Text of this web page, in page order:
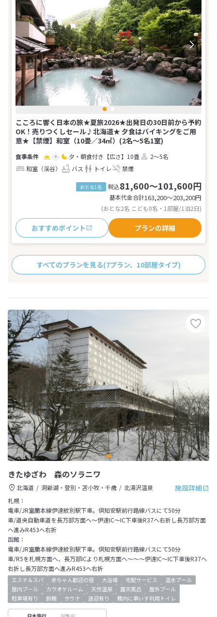
こころに響く日本の旅★夏旅2026★出発日の30日前から予約
OK！売りつくしセール♪北海道★ 夕食はバイキングをご用
意★【禁煙】和室（10畳／34㎡）(2名～5名1室)
夕・朝食付き 【広さ】10畳
2～5名
和室（渓谷）
バス トイレ 禁煙
おとな1名 税込81,600～101,600円
基本代金合計163,200〜203,200円
(おとな2名 こども0名・1部屋/1泊2日)
おすすめポイント プランの詳細
すべてのプランを見る(7プラン、10部屋タイプ)
きたゆざわ 森のソラニワ
施設詳細
北海道 洞爺湖・登別・苫小牧・千歳
北湯沢温泉
札幌：
電車/JR室蘭本線伊達紋別駅下車。倶知安駅前行路線バスにて50分
車/道央自動車道を長万部方面へ～伊達IC～IC下車後R37へ右折し長万部方面
へ進みR453へ右折
函館：
電車/JR室蘭本線伊達紋別駅下車。倶知安駅前行路線バスにて50分
車/R5を札幌方面へ、長万部ICより札幌方面へ～～～伊達IC～IC下車後R37へ
右折し長万部方面へ進みR453へ右折
エステ＆スパ 赤ちゃん歓迎の宿 大浴場 宅配サービス
温水プール
屋内プール
カラオケルーム 天然温泉 露天風呂
屋外プール
駐車場有り
旅館 サウナ 送迎有り 館内に車いす利用トイレ
収集中